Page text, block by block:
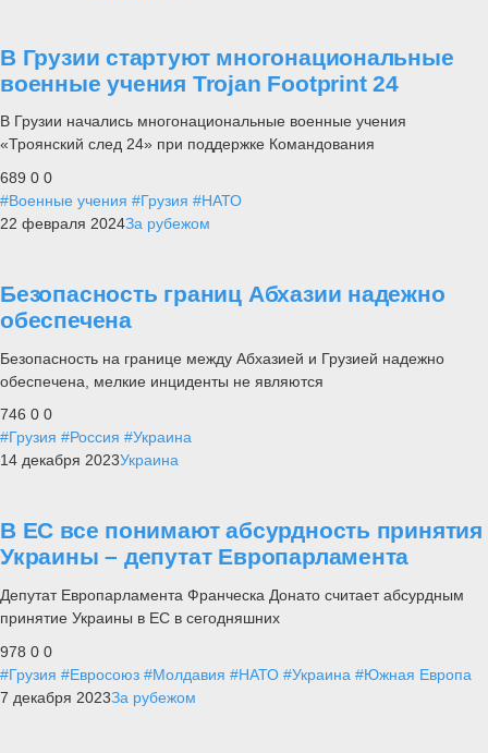
В Грузии стартуют многонациональные
военные учения Trojan Footprint 24
В Грузии начались многонациональные военные учения
«Троянский след 24» при поддержке Командования
689 0 0
#Военные учения #Грузия #НАТО
22 февраля 2024За рубежом
Безопасность границ Абхазии надежно
обеспечена
Безопасность на границе между Абхазией и Грузией надежно
обеспечена, мелкие инциденты не являются
746 0 0
#Грузия #Россия #Украина
14 декабря 2023Украина
В ЕС все понимают абсурдность принятия
Украины – депутат Европарламента
Депутат Европарламента Франческа Донато считает абсурдным
принятие Украины в ЕС в сегодняшних
978 0 0
#Грузия #Евросоюз #Молдавия #НАТО #Украина #Южная Европа
7 декабря 2023За рубежом